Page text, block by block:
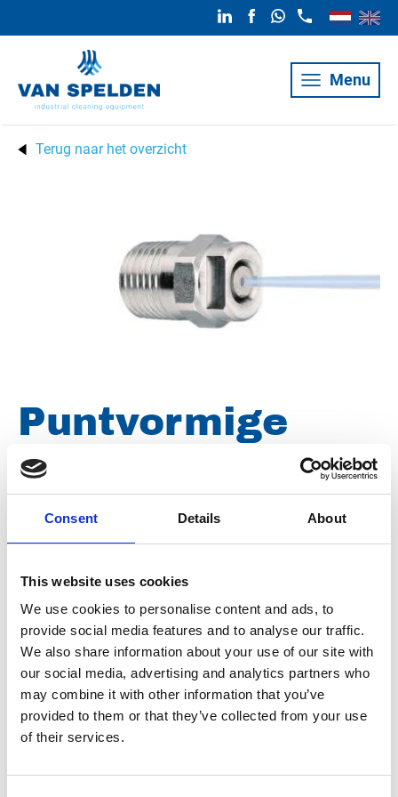
Consent Details About
This website uses cookies
We use cookies to personalise content and ads, to
provide social media features and to analyse our traffic.
We also share information about your use of our site with
our social media, advertising and analytics partners who
may combine it with other information that you’ve
provided to them or that they’ve collected from your use
of their services.
Menu
Terug naar het overzicht
Puntvormige
straalmond 0º
500 bar, ¼"
buitendraad,
mond grote 055
Merk Falch
Artikelnummer